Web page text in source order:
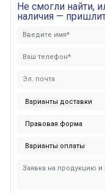
Не смогли найти,
наличия —